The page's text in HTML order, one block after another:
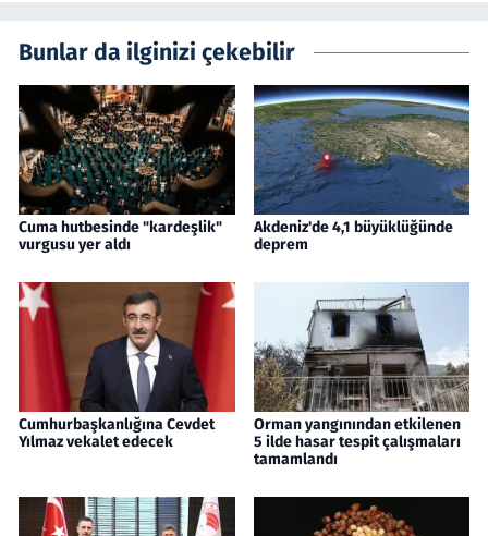
Bunlar da ilginizi çekebilir
Cuma hutbesinde "kardeşlik"
vurgusu yer aldı
Akdeniz'de 4,1 büyüklüğünde
deprem
Cumhurbaşkanlığına Cevdet
Yılmaz vekalet edecek
Orman yangınından etkilenen
5 ilde hasar tespit çalışmaları
tamamlandı